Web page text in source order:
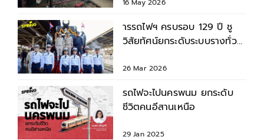
16 May 2026
ารรถไฟฯ ครบรอบ 129 ปี ชู
วิสัยทัศน์ยกระดับระบบรางทั่ว
26 Mar 2026
รถไฟจะไปนครพนม ยกระดับ
ชีวิตคนอีสานเหนือ
29 Jan 2025